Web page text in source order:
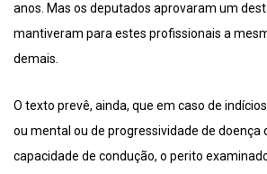
anos. Mas os deputados aprovaram um
mantiveram para estes profissionais a
demais.
O texto prevê, ainda, que em caso de
ou mental ou de progressividade de doença
capacidade de condução, o perito